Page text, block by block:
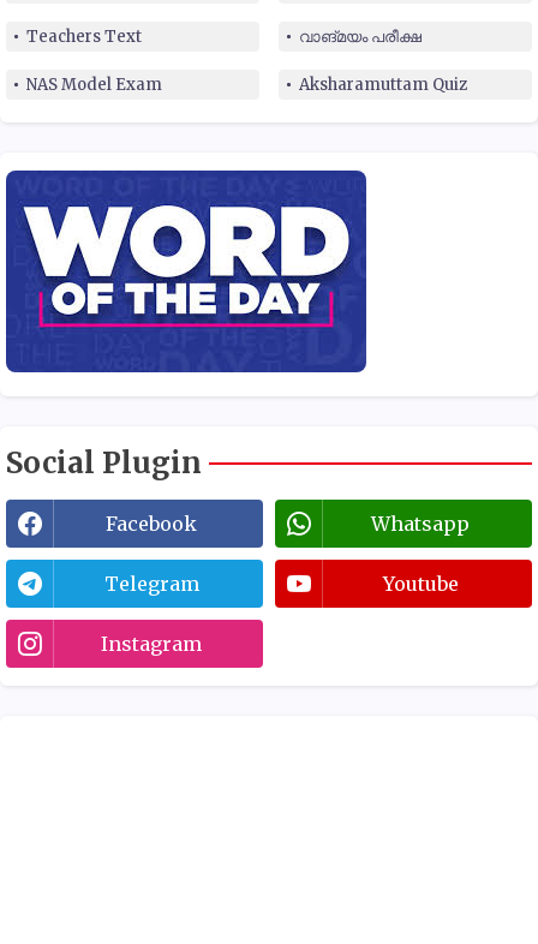
Teachers Text വാങ്മയം പരീക്ഷ
NAS Model Exam Aksharamuttam Quiz
Social Plugin
Facebook Whatsapp
Telegram Youtube
Instagram